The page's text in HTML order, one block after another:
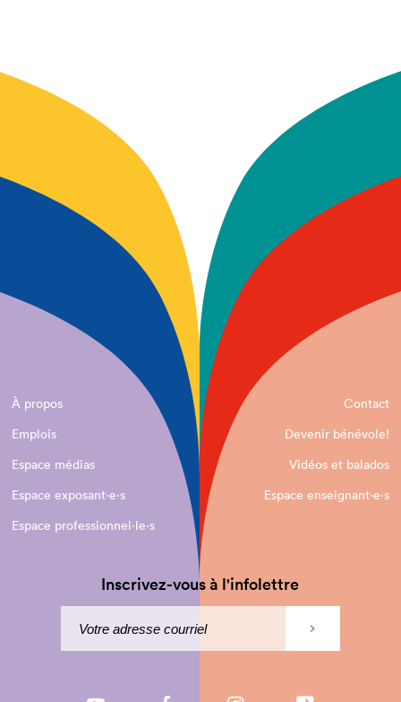
À propos
Contact
Emplois
Devenir bénévole!
Espace médias
Vidéos et balados
Espace exposant·e⋅s
Espace enseignant·e⋅s
Espace professionnel·le⋅s
Inscrivez-vous à l'infolettre